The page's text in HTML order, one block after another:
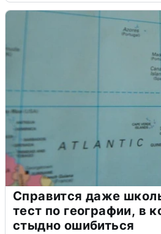
Справится даже
тест по географии, в
стыдно ошибиться